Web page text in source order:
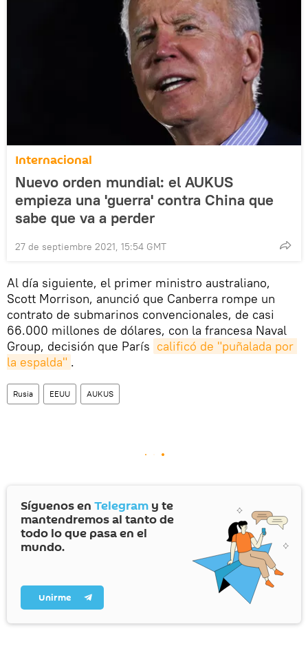
Internacional
Nuevo orden mundial: el AUKUS
empieza una 'guerra' contra China que
sabe que va a perder
27 de septiembre 2021, 15:54 GMT
Al día siguiente, el primer ministro australiano,
Scott Morrison, anunció que Canberra rompe un
contrato de submarinos convencionales, de casi
66.000 millones de dólares, con la francesa Naval
Group, decisión que París calificó de "puñalada por
la espalda" .
Rusia EEUU AUKUS
Síguenos en Telegram y te
mantendremos al tanto de
todo lo que pasa en el
mundo.
Unirme